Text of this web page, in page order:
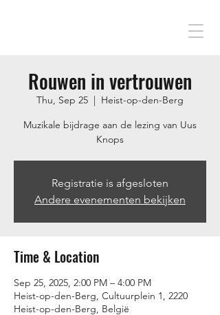
Rouwen in vertrouwen
Thu, Sep 25
  |
Heist-op-den-Berg
Muzikale bijdrage aan de lezing van Uus
Knops
Registratie is afgesloten
Andere evenementen bekijken
Time & Location
Sep 25, 2025, 2:00 PM – 4:00 PM
Heist-op-den-Berg, Cultuurplein 1, 2220
Heist-op-den-Berg, België